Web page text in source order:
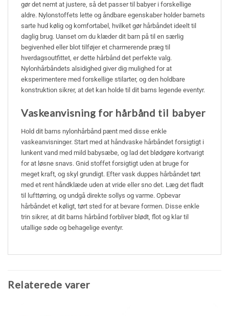
gør det nemt at justere, så det passer til babyer i forskellige
aldre. Nylonstoffets lette og åndbare egenskaber holder barnets
sarte hud kølig og komfortabel, hvilket gør hårbåndet ideelt til
daglig brug. Uanset om du klæder dit barn på til en særlig
begivenhed eller blot tilføjer et charmerende præg til
hverdagsoutfittet, er dette hårbånd det perfekte valg.
Nylonhårbåndets alsidighed giver dig mulighed for at
eksperimentere med forskellige stilarter, og den holdbare
konstruktion sikrer, at det kan holde til dit barns legende eventyr.
Vaskeanvisning for hårbånd til babyer
Hold dit barns nylonhårbånd pænt med disse enkle
vaskeanvisninger. Start med at håndvaske hårbåndet forsigtigt i
lunkent vand med mild babysæbe, og lad det blødgøre kortvarigt
for at løsne snavs. Gnid stoffet forsigtigt uden at bruge for
meget kraft, og skyl grundigt. Efter vask duppes hårbåndet tørt
med et rent håndklæde uden at vride eller sno det. Læg det fladt
til lufttørring, og undgå direkte sollys og varme. Opbevar
hårbåndet et køligt, tørt sted for at bevare formen. Disse enkle
trin sikrer, at dit barns hårbånd forbliver blødt, flot og klar til
utallige søde og behagelige eventyr.
Relaterede varer